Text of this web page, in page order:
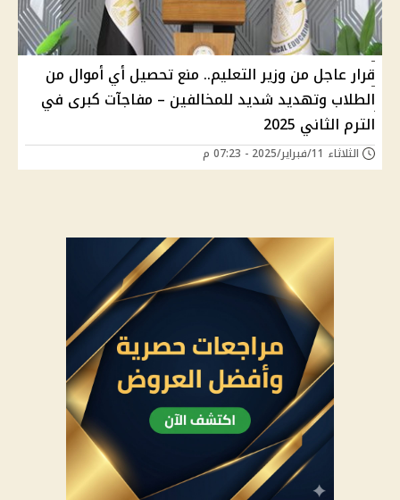
قرار عاجل من وزير التعليم.. منع تحصيل أي أموال من
الطلاب وتهديد شديد للمخالفين – مفاجآت كبرى في
الترم الثاني 2025
الثلاثاء 11/فبراير/2025 - 07:23 م